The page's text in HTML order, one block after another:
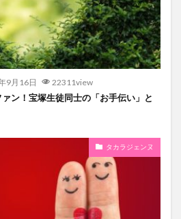
9月16日 22311view
ン！宝塚生徒同士の「お手伝い」と
タカラジェンヌ